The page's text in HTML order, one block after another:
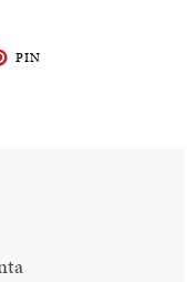
PIN